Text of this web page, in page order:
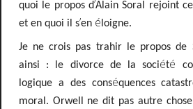
quoi le propos d’Alain Soral rejoint
et en quoi il s’en é loigne.
Je ne crois pas trahir le propos de
ainsi
: le divorce de la société
logique a des conséquences
moral. Orwell ne dit pas autre